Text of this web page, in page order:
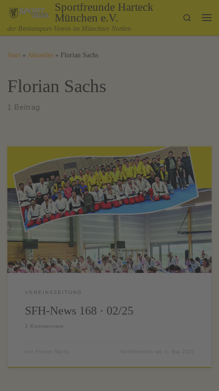
Zum Inhalt springenSportfreunde Harteck
München e.V.
der Breitensport-Verein im Münchner Norden
Search
Start » Aktuelles » Florian Sachs
Florian Sachs
1 Beitrag
VEREINSZEITUNG
SFH-News 168 · 02/25
2 Kommentare